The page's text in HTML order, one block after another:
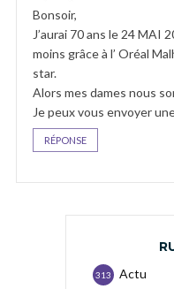
Bonsoir,
J’aurai 70 ans le 24 MAI
moins grâce à l’ Oréal
star.
Alors mes dames nous
Je peux vous envoyer
RÉPONSE
Actu
313